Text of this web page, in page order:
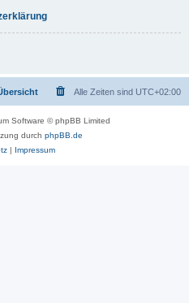
Alle Zeiten sind UTC+02:00
Software © phpBB Limited
durch phpBB.de
| Impressum